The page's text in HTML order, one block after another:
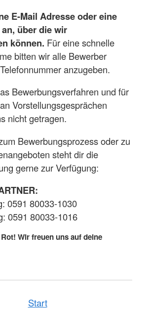
E-Mail Adresse oder eine
über die wir
können. Für eine schnelle
bitten wir alle Bewerber
anzugeben.
Bewerbungsverfahren und für
Vorstellungsgesprächen
nicht getragen.
Bewerbungsprozess oder zu
steht dir die
gerne zur Verfügung:
0591 80033-1030
0591 80033-1016
Wir freuen uns auf deine
Start